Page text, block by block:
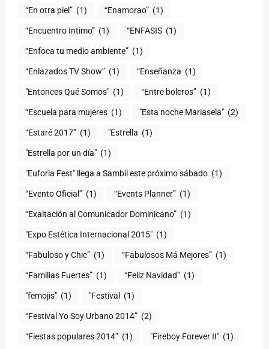
“En otra piel” (1) “Enamorao” (1)
“Encuentro Intimo” (1) “ENFASIS (1)
“Enfoca tu medio ambiente” (1)
“Enlazados TV Show” (1) “Enseñanza (1)
"Entonces Qué Somos" (1) “Entre boleros” (1)
“Escuela para mujeres (1) "Esta noche Mariasela" (2)
“Estaré 2017” (1) "Estrella (1)
"Estrella por un día" (1)
"Euforia Fest" llega a Sambil este próximo sábado (1)
“Evento Oficial” (1) “Events Planner” (1)
“Exaltación al Comunicador Dominicano” (1)
"Expo Estética Internacional 2015" (1)
“Fabuloso y Chic” (1) “Fabulosos Má Mejores” (1)
“Familias Fuertes” (1) “Feliz Navidad” (1)
"femojis" (1) "Festival (1)
“Festival Yo Soy Urbano 2014” (2)
“Fiestas populares 2014” (1) "Fireboy Forever II" (1)